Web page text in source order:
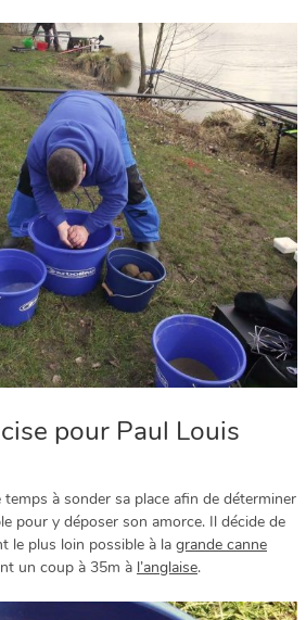
pour Paul Louis
à sonder sa place afin de déterminer
pour y déposer son amorce. Il décide de
le plus loin possible à la grande canne
un coup à 35m à l’anglaise.